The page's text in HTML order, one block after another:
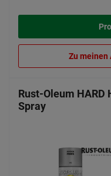
Zu meinen
Rust-Oleum
Spray